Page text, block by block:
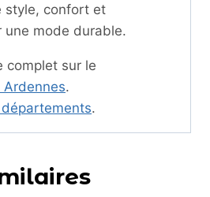
style, confort et
une mode durable.
complet sur le
.
.